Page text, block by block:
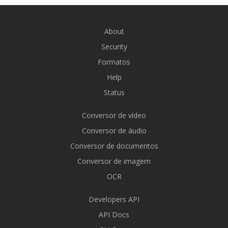
About
Security
Formatos
Help
Status
Conversor de vídeo
Conversor de áudio
Conversor de documentos
Conversor de imagem
OCR
Developers API
API Docs